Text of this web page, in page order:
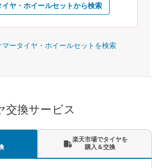
イヤ・ホイールセットから検索
ータイヤ・ホイールセットを検索
交換サービス
楽天市場でタイヤを
購入＆交換